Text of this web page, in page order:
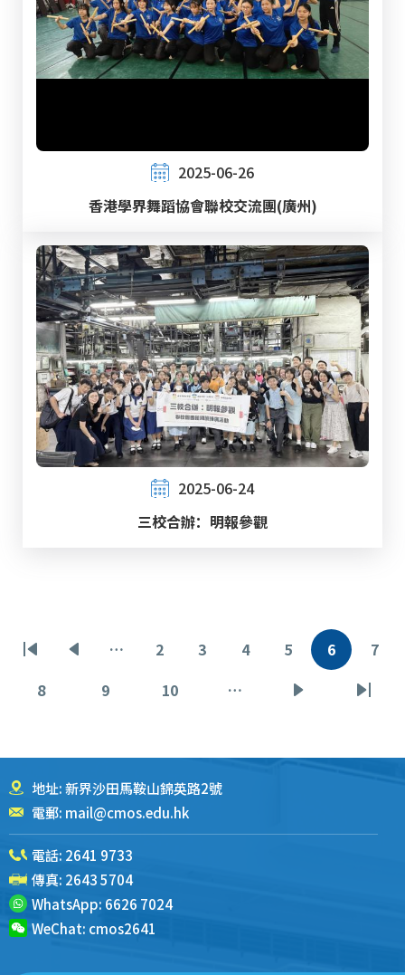
2025-06-26
香港學界舞蹈協會聯校交流團(廣州)
2025-06-24
三校合辦：明報參觀
分
首
页
前
…
页
面
2
页
3
页
4
页
面
5
当
6
页
7
页
8
页
9
页
10 …
末
地址: 新界沙田馬鞍山錦英路2號
電郵: mail@cmos.edu.hk
電話: 2641 9733
傳真: 2643 5704
WhatsApp: 6626 7024
WeChat: cmos2641